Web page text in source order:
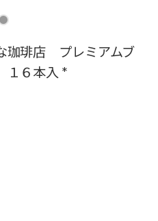
珈琲店 プレミアムブ
６本入 *